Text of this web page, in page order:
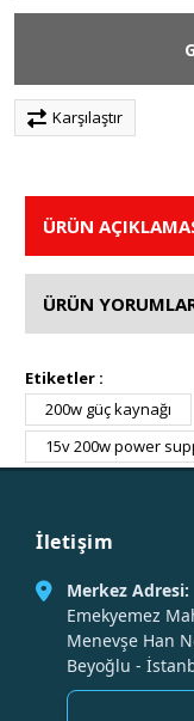
Karşılaştır
ÜRÜN
ÜRÜN
Etiketler :
200w güç kaynağı
15v 200w power
İletişim
Merkez Adresi:
Emekyemez
Menevşe Han
Beyoğlu -